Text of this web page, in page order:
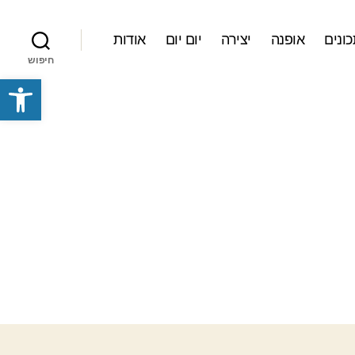
פתח סרגל נגישות
אופנה יצירה יום יום אודות
חיפוש